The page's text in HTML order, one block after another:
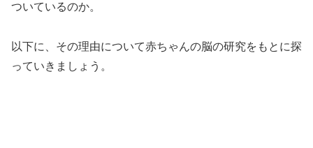
ついているのか。
以下に、その理由について赤ちゃんの脳の研究をもとに探
っていきましょう。